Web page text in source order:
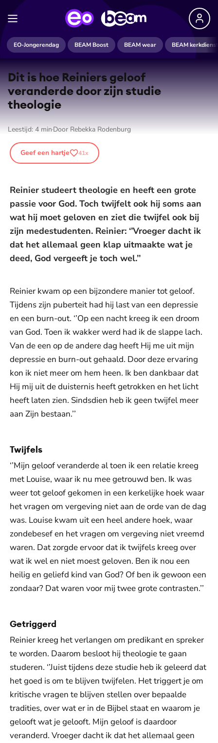
EO-Jongerendag BEAM Boost BEAM wear BEAM kerkdienst
Dit is hoe Reiniers geloof
veranderde door zijn studie
theologie
Leestijd: 4 min Door Rebekka Rodenburg
Geef een hartje 41x
Reinier studeert theologie en heeft een grote
passie voor God. Toch twijfelt ook hij soms aan
wat hij moet geloven en ziet die twijfel ook bij
zijn medestudenten. Reinier: ‘’Vroeger dacht ik
dat het allemaal geen klap uitmaakte wat je
deed, God vergeeft je toch wel.’’
Reinier kwam op een bijzondere manier tot geloof.
Tijdens zijn puberteit had hij last van een depressie
en een burn-out. ‘’Op een nacht kreeg ik een droom
van God. Toen ik wakker werd had ik de slappe lach.
Van de een op de andere dag heeft Hij me uit mijn
depressie en burn-out gehaald. Door deze ervaring
kon ik niet meer om hem heen. Ik ben dankbaar dat
Hij mij uit de duisternis heeft getrokken en het licht
heeft laten zien. Sindsdien heb ik geen twijfel meer
aan Zijn bestaan.’’
Twijfels
‘’Mijn geloof veranderde al toen ik een relatie kreeg
met Louise, waar ik nu mee getrouwd ben. Ik was
weer tot geloof gekomen in een kerkelijke hoek waar
het vragen om vergeving niet aan de orde van de dag
was. Louise kwam uit een heel andere hoek, waar
zondebesef en het vragen om vergeving niet vreemd
waren. Dat zorgde ervoor dat ik twijfels kreeg over
wat ik wel en niet moest geloven. Ben ik nou een
heilig en geliefd kind van God? Of ben ik gewoon een
zondaar? Dat waren voor mij twee grote contrasten.’’
Getriggerd
Reinier kreeg het verlangen om predikant en spreker
te worden. Daarom besloot hij theologie te gaan
studeren. ‘’Juist tijdens deze studie heb ik geleerd dat
het goed is om te blijven twijfelen. Het triggert je om
kritische vragen te blijven stellen over bepaalde
tradities, over wat er in de Bijbel staat en waarom je
gelooft wat je gelooft. Mijn geloof is daardoor
veranderd. Vroeger dacht ik dat het allemaal geen